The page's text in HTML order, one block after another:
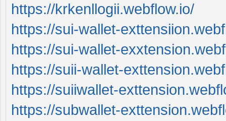
https://krkenllogii.webflow.io/
https://sui-wallet-
https://sui-wallet-
https://suii-wallet-
https://suiiwallet-
https://subwallet-